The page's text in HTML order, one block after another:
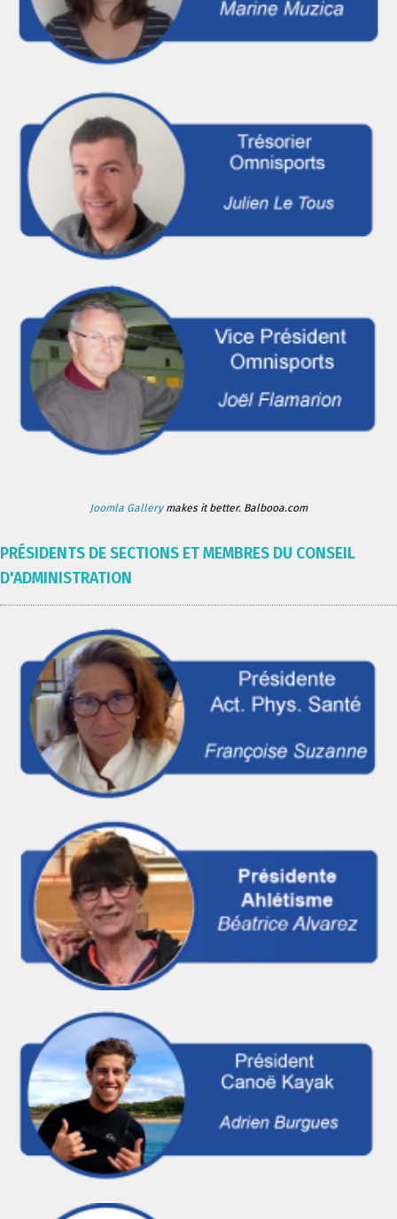
Joomla Gallerymakes it better. Balbooa.com
PRÉSIDENTS DE SECTIONS ET MEMBRES DU CONSEIL
D'ADMINISTRATION